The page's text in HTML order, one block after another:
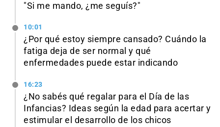
"Si me mando, ¿me seguís?"
10:01
¿Por qué estoy siempre cansado? Cuándo la
fatiga deja de ser normal y qué
enfermedades puede estar indicando
16:23
¿No sabés qué regalar para el Día de las
Infancias? Ideas según la edad para acertar y
estimular el desarrollo de los chicos